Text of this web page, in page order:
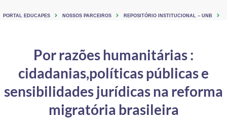
Controladoria-Geral da União
Ministério da Mulher, da Família e dos Direitos Humanos
PORTAL EDUCAPES NOSSOS PARCEIROS REPOSITÓRIO INSTITUCIONAL – UNB
Por razões humanitárias :
cidadanias,políticas públicas e
sensibilidades jurídicas na reforma
migratória brasileira